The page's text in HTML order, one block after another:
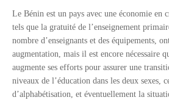
Le Bénin est un pays avec une économie en
tels que la gratuité de l’enseignement
nombre d’enseignants et des équipements,
augmentation, mais il est encore nécessaire
augmente ses efforts pour assurer une
niveaux de l’éducation dans les deux sexes,
d’alphabétisation, et éventuellement la